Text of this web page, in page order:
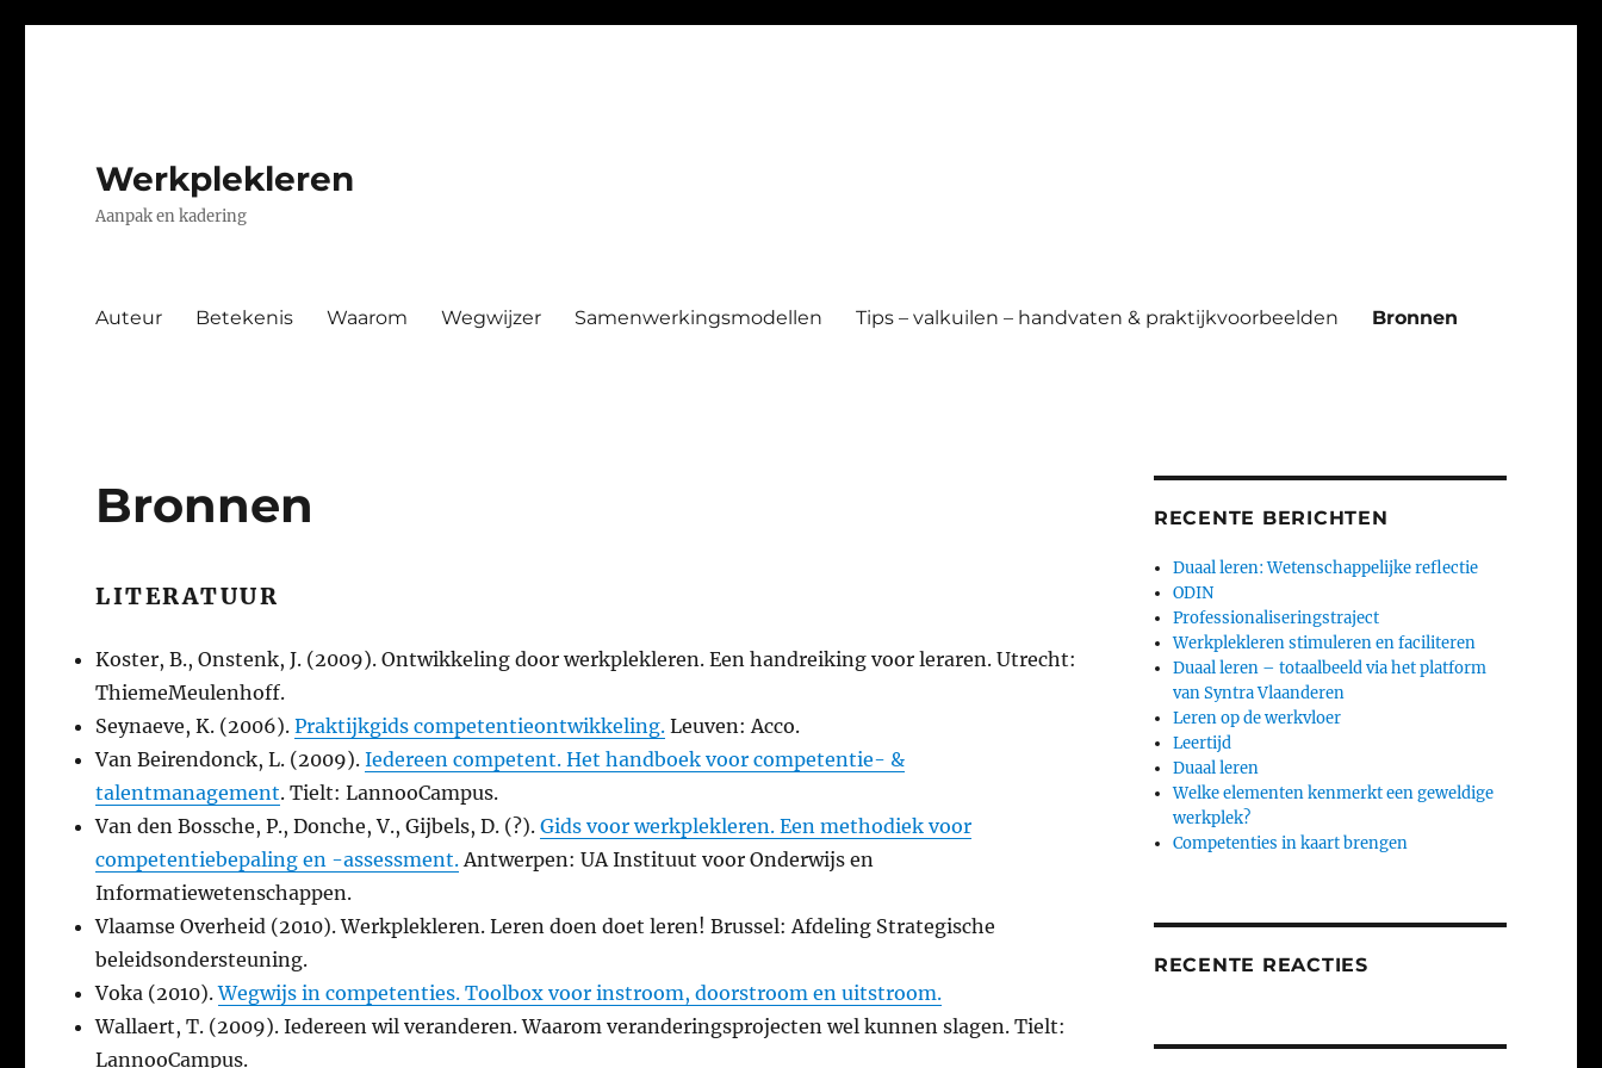
Werkplekleren
Aanpak en kadering
Auteur Betekenis Waarom Wegwijzer Samenwerkingsmodellen Tips – valkuilen – handvaten & praktijkvoorbeelden Bronnen
Bronnen
LITERATUUR
Koster, B., Onstenk, J. (2009). Ontwikkeling door werkplekleren. Een handreiking voor leraren. Utrecht:
ThiemeMeulenhoff.
Seynaeve, K. (2006).Praktijkgids competentieontwikkeling. Leuven: Acco.
Van Beirendonck, L. (2009).Iedereen competent. Het handboek voor competentie- &
talentmanagement. Tielt: LannooCampus.
Van den Bossche, P., Donche, V., Gijbels, D. (?).Gids voor werkplekleren. Een methodiek voor
competentiebepaling en -assessment.Antwerpen: UA Instituut voor Onderwijs en
Informatiewetenschappen.
Vlaamse Overheid (2010). Werkplekleren. Leren doen doet leren! Brussel: Afdeling Strategische
beleidsondersteuning.
Voka (2010).Wegwijs in competenties. Toolbox voor instroom, doorstroom en uitstroom.
Wallaert, T. (2009). Iedereen wil veranderen. Waarom veranderingsprojecten wel kunnen slagen. Tielt:
LannooCampus.
RECENTE BERICHTEN
Duaal leren: Wetenschappelijke reflectie
ODIN
Professionaliseringstraject
Werkplekleren stimuleren en faciliteren
Duaal leren – totaalbeeld via het platform
van Syntra Vlaanderen
Leren op de werkvloer
Leertijd
Duaal leren
Welke elementen kenmerkt een geweldige
werkplek?
Competenties in kaart brengen
RECENTE REACTIES